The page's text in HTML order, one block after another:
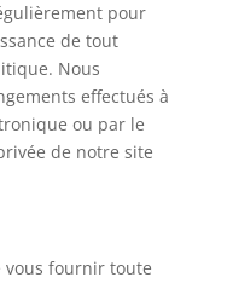
pour
de tout
Nous
effectués à
ou par le
de notre site
vous fournir toute